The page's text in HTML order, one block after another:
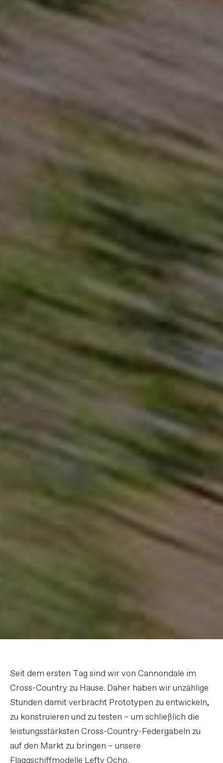
Seit dem ersten Tag sind wir von Cannondale im
Cross-Country zu Hause. Daher haben wir unzählige
Stunden damit verbracht Prototypen zu entwickeln,
zu konstruieren und zu testen – um schließlich die
leistungsstärksten Cross-Country-Federgabeln zu
auf den Markt zu bringen – unsere
Flaggschiffmodelle Lefty Ocho.